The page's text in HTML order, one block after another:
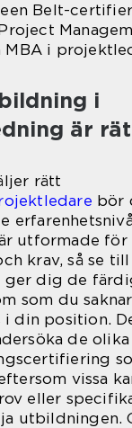
Belt-
MBA i
i
är
rätt
bör
utformade
krav, så se
dig de
som du
din position.
de olika
vissa
eller
utbildningen.